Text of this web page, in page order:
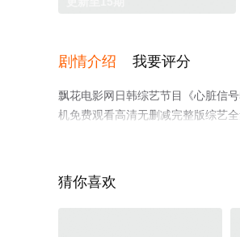
剧情介绍 我要评分
飘花电影网日韩综艺节目《心脏信
机免费观看高清无删减完整版综艺
猜你喜欢